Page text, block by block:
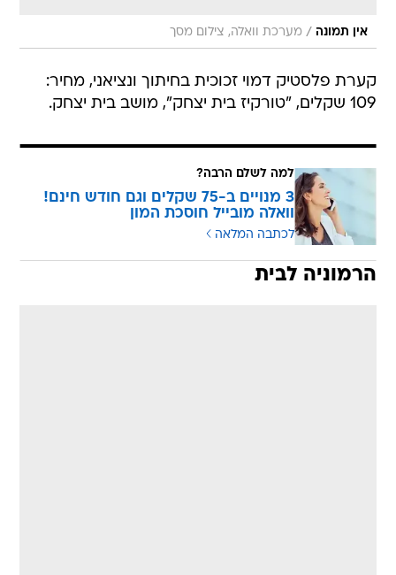
אין תמונה / מערכת וואלה, צילום מסך
קערת פלסטיק דמוי זכוכית בחיתוך ונציאני, מחיר:
109 שקלים, "טורקיז בית יצחק", מושב בית יצחק.
למה לשלם הרבה?
3 מנויים ב-75 שקלים וגם חודש חינם!
וואלה מובייל חוסכת המון
לכתבה המלאה
הרמוניה לבית